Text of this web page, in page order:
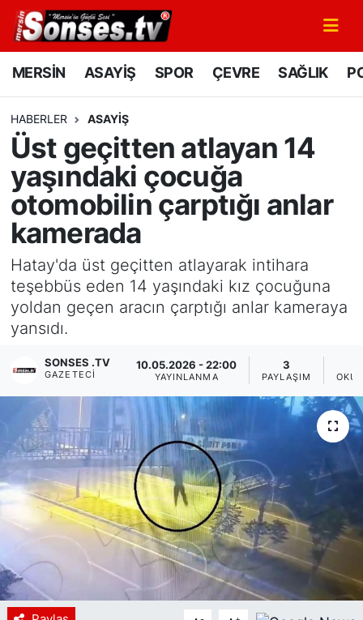
MERSİN ASAYİŞ SPOR ÇEVRE SAĞLIK
HABERLER ASAYİŞ
Üst geçitten atlayan 14
yaşındaki çocuğa
otomobilin çarptığı anlar
kamerada
Hatay'da üst geçitten atlayarak intihara
teşebbüs eden 14 yaşındaki kız çocuğuna
yoldan geçen aracın çarptığı anlar kameraya
yansıdı.
SONSES .TV
GAZETECI
10.05.2026 - 22:00
YAYINLANMA
3
PAYLAŞIM
MERSİN
SPOR
GÜNÜN MANŞETİ
DÜNYA
KÜLTÜR - SANAT
MAGAZİN
Siyaset
YEREL HABER
Haberde insan
Tanıtım
Mersin Nöbetçi Eczaneler
Mersin Namaz Vakitleri
Mersin Trafik Yoğunluk Haritası
Süper Lig Puan Durumu ve Fikstür
Tüm Manşetler
Son Dakika Haberleri